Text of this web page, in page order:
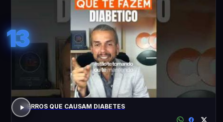
13
7 ERROS QUE CAUSAM DIABETES